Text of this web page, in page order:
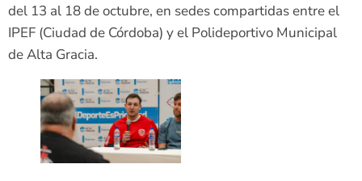
del 13 al 18 de octubre, en sedes compartidas entre el
IPEF (Ciudad de Córdoba) y el Polideportivo Municipal
de Alta Gracia.